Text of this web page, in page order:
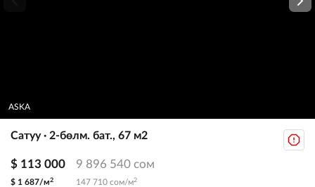
ASKA
Сатуу · 2-бөлм. бат., 67 м2
$ 113 000 9 896 540 сом
$ 1 687/м2 147 710 сом/м2